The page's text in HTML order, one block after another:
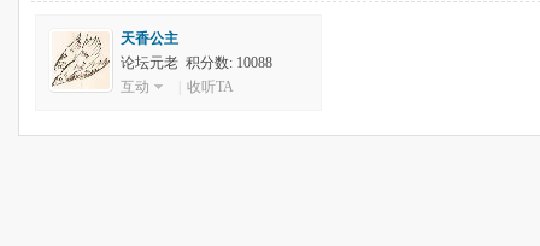
天香公主
论坛元老 积分数: 10088
互动
收听TA